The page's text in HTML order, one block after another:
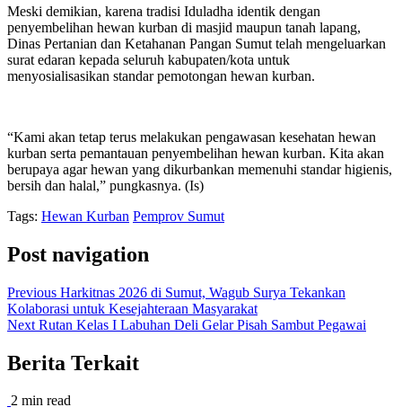
Meski demikian, karena tradisi Iduladha identik dengan
penyembelihan hewan kurban di masjid maupun tanah lapang,
Dinas Pertanian dan Ketahanan Pangan Sumut telah mengeluarkan
surat edaran kepada seluruh kabupaten/kota untuk
menyosialisasikan standar pemotongan hewan kurban.
“Kami akan tetap terus melakukan pengawasan kesehatan hewan
kurban serta pemantauan penyembelihan hewan kurban. Kita akan
berupaya agar hewan yang dikurbankan memenuhi standar higienis,
bersih dan halal,” pungkasnya. (Is)
Tags: Hewan Kurban Pemprov Sumut
Post navigation
Previous Harkitnas 2026 di Sumut, Wagub Surya Tekankan
Kolaborasi untuk Kesejahteraan Masyarakat
Next Rutan Kelas I Labuhan Deli Gelar Pisah Sambut Pegawai
Berita Terkait
2 min read